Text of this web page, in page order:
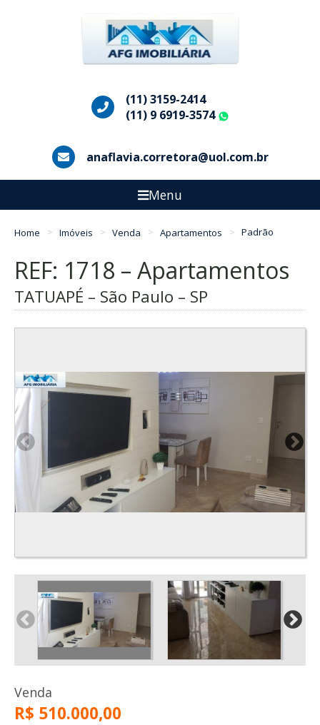
(11) 3159-2414
(11) 9 6919-3574
anaflavia.corretora@uol.com.br
Menu
Home Imóveis Venda Apartamentos Padrão
REF: 1718 – Apartamentos
TATUAPÉ – São Paulo – SP
Venda
R$ 510.000,00